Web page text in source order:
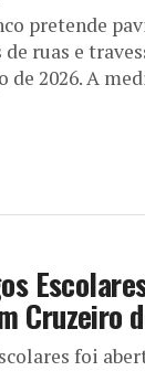
pretende
ruas e
2026. A
Cruzeiro
foi